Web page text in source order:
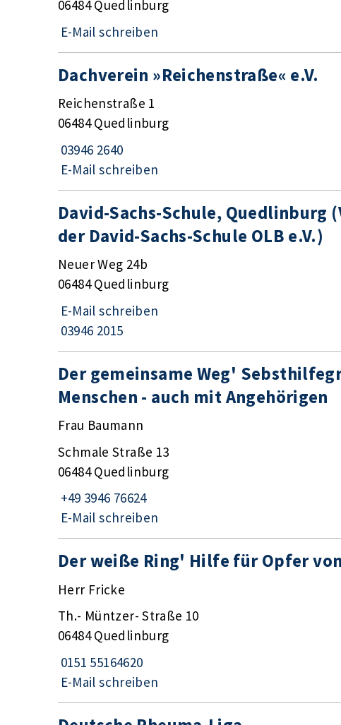
06484 Quedlinburg
E-Mail schreiben
Dachverein »Reichenstraße« e.V.
Reichenstraße 1
06484 Quedlinburg
03946 2640
E-Mail schreiben
David-Sachs-Schule, Quedlinburg
der David-Sachs-Schule OLB e.V.)
Neuer Weg 24b
06484 Quedlinburg
E-Mail schreiben
03946 2015
Der gemeinsame Weg'
Menschen - auch mit Angehörigen
Frau Baumann
Schmale Straße 13
06484 Quedlinburg
+49 3946 76624
E-Mail schreiben
Der weiße Ring' Hilfe für Opfer
Herr Fricke
Th.- Müntzer- Straße 10
06484 Quedlinburg
0151 55164620
E-Mail schreiben